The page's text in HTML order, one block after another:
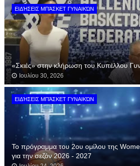
ΕΙΔΉΣΕΙΣ ΜΠΆΣΚΕΤ ΓΥΝΑΙΚΏΝ
«Σκιές» στην κλήρωση του Κυπέλλου
Ιουλίου 30, 2026
ΕΙΔΉΣΕΙΣ ΜΠΆΣΚΕΤ ΓΥΝΑΙΚΏΝ
Το πρόγραμμα του 2ου ομίλου της
για την σεζόν 2026 - 2027